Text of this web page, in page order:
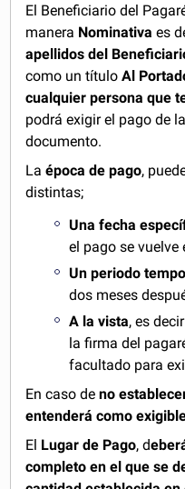
El Beneficiario del
manera Nominativaes
apellidos del
como un títuloAl
cualquier persona que
podrá exigir el pago de
documento.
Laépoca de pago,
distintas;
Una fecha
el pago se vuelve
Un periodo
dos meses
A la vista, es
la firma del
facultado para
En caso deno
entenderá como
El Lugar de Pago, d
completo en el que se